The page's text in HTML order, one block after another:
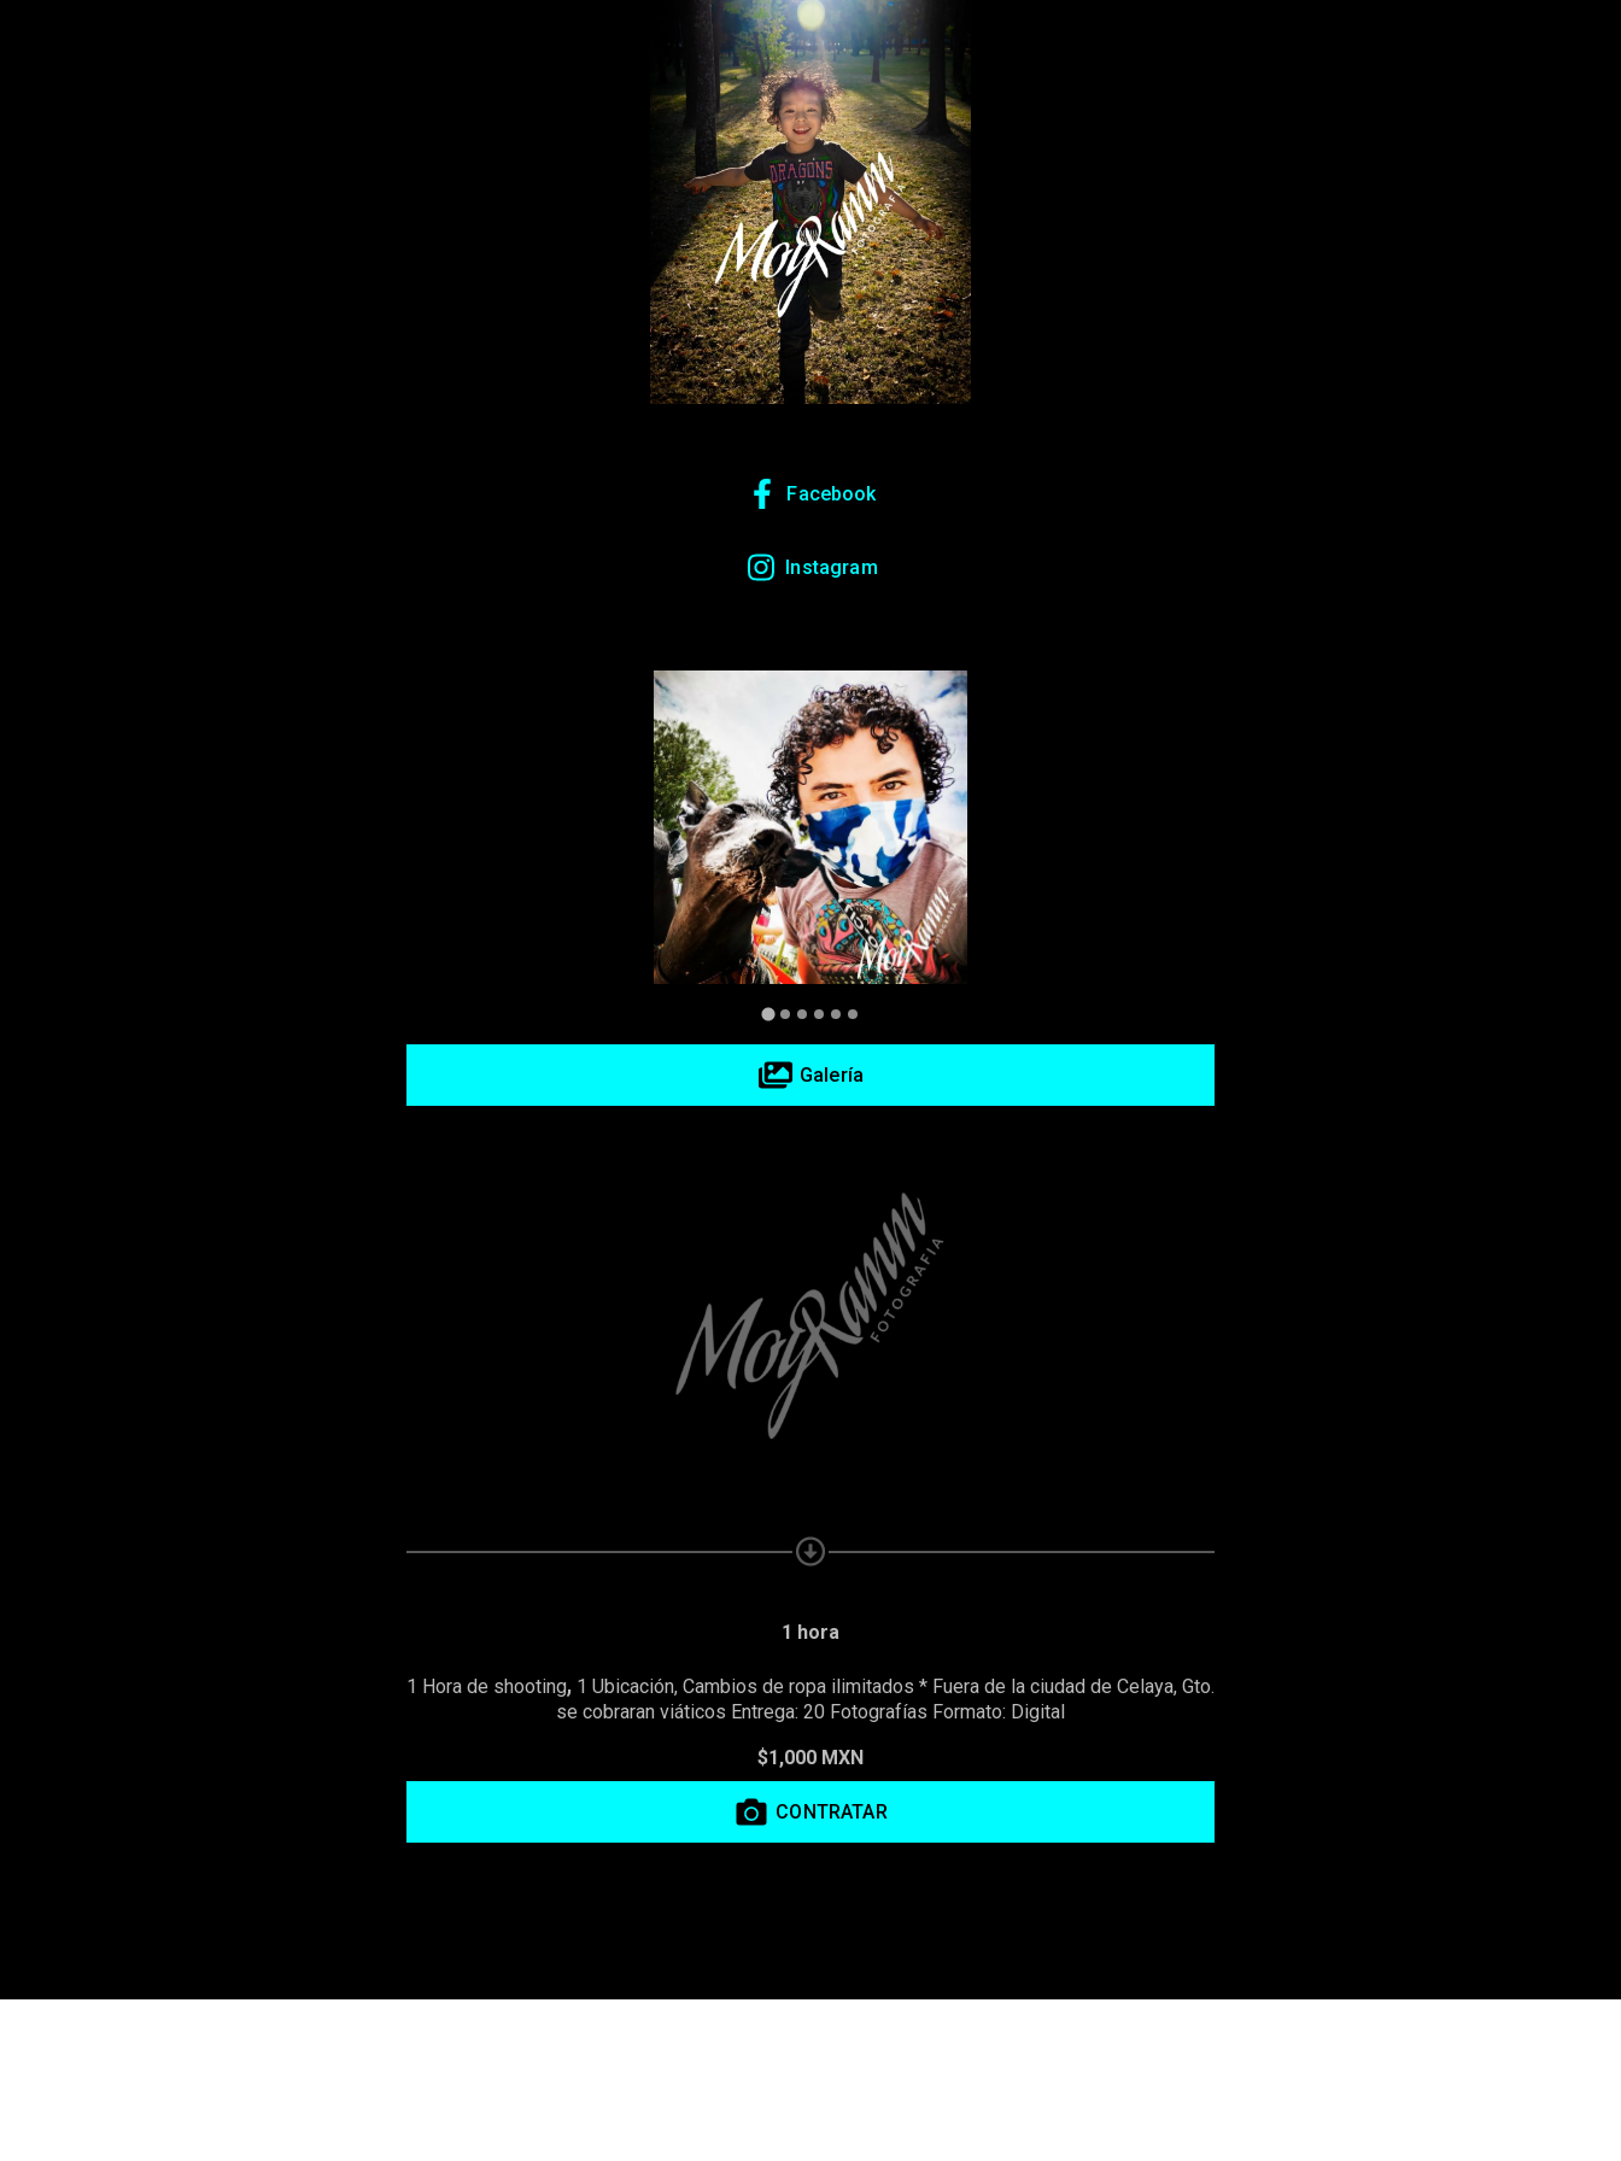
Facebook
Instagram
Galería
1 hora
1 Hora de shooting, 1 Ubicación, Cambios de ropa ilimitados * Fuera de la ciudad de Celaya, Gto.
se cobraran viáticos Entrega: 20 Fotografías Formato: Digital
$1,000 MXN
CONTRATAR
Share your page
Share on Facebook
Share on Linkedin
Share on WhatsApp
Share on Email
Subscribe page